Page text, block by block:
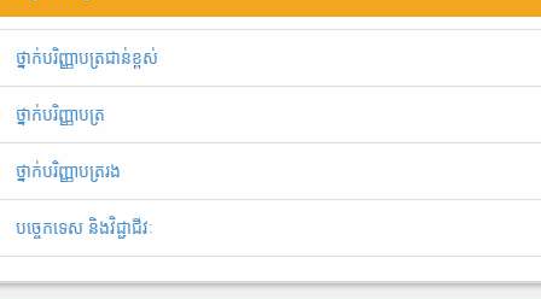
ថ្នាក់បរិញ្ញាបត្រជាន់ខ្ពស់
ថ្នាក់បរិញ្ញាបត្រ
ថ្នាក់បរិញ្ញាបត្ររង
បច្ចេកទេស និងវិជ្ជាជីវៈ